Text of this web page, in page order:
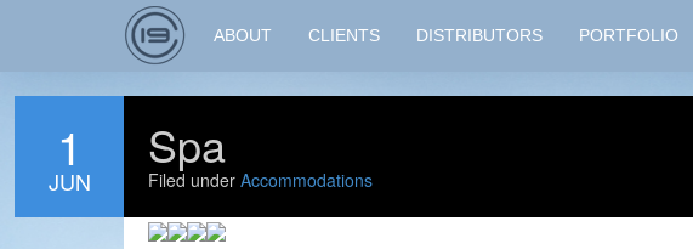
ABOUT CLIENTS DISTRIBUTORS PORTFOLIO
1
JUN
Spa
Filed under Accommodations